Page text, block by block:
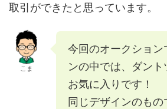
取引ができたと思っています。
こま
今回のオークション
ンの中では、ダン
お気に入りです！
同じデザインのも